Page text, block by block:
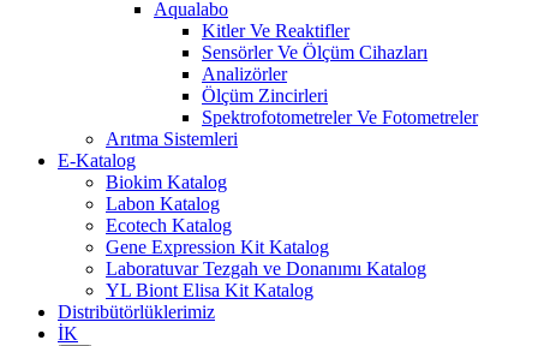
Aqualabo
Kitler Ve Reaktifler
Sensörler Ve Ölçüm Cihazları
Analizörler
Ölçüm Zincirleri
Spektrofotometreler Ve Fotometreler
Arıtma Sistemleri
E-Katalog
Biokim Katalog
Labon Katalog
Ecotech Katalog
Gene Expression Kit Katalog
Laboratuvar Tezgah ve Donanımı Katalog
YL Biont Elisa Kit Katalog
Distribütörlüklerimiz
İK